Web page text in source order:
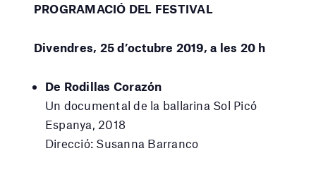
PROGRAMACIÓ DEL FESTIVAL
Divendres, 25 d’octubre 2019, a les 20 h
De Rodillas Corazón
Un documental de la ballarina Sol Picó
Espanya, 2018
Direcció: Susanna Barranco